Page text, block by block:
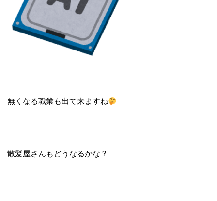
無くなる職業も出て来ますね
散髪屋さんもどうなるかな？